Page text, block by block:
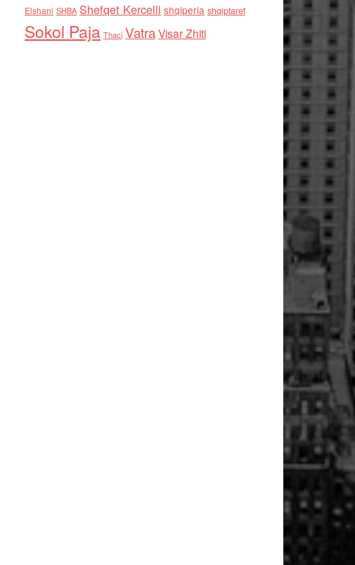
Elshani SHBA Shefqet Kercelli shqiperia shqiptaret
Sokol Paja Thaci VatraVisar Zhiti